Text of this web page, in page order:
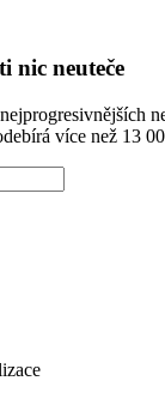
nic neuteče
více než 13